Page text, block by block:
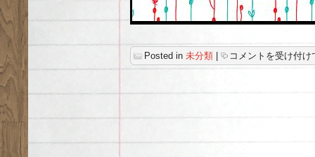
Posted in 未分類 |
Free
コメントを受け付け